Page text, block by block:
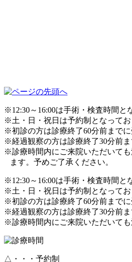
※12:30～16:00は手術・検査時間と
※土・日・祝日は予約制となってお
※初診の方は診療終了60分前までに
※経過観察の方は診療終了30分前ま
※診療時間内にご来院いただいて
ます。予めご了承ください。
※12:30～16:00は手術・検査時間と
※土・日・祝日は予約制となってお
※初診の方は診療終了60分前までに
※経過観察の方は診療終了30分前ま
※診療時間内にご来院いただいて
△・・・予約制